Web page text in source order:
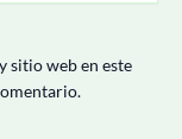
sitio web en este